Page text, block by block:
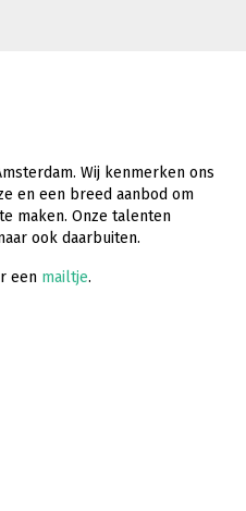
Wij kenmerken ons
en een breed aanbod om
maken. Onze talenten
ook daarbuiten.
een mailtje.